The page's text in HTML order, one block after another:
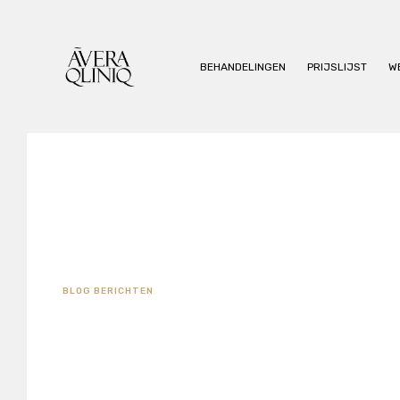
BEHANDELINGEN PRIJSLIJST
BLOG BERICHTEN